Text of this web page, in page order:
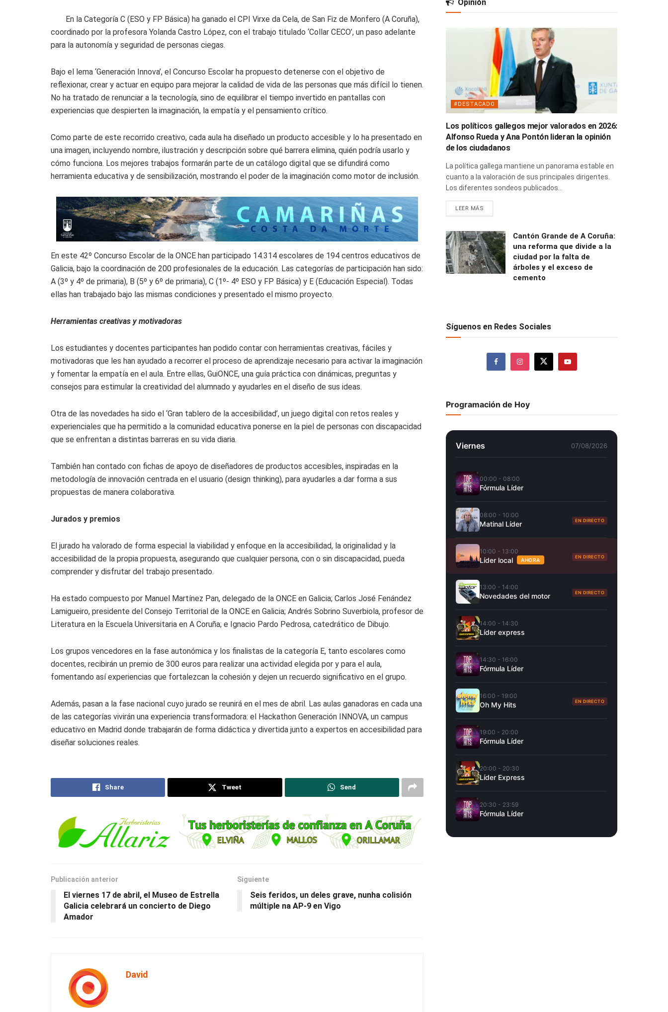
En la Categoría C (ESO y FP Básica) ha ganado el CPI Virxe da Cela, de San Fiz de Monfero (A Coruña),
coordinado por la profesora Yolanda Castro López, con el trabajo titulado ‘Collar CECO’, un paso adelante
para la autonomía y seguridad de personas ciegas.
Bajo el lema ‘Generación Innova’, el Concurso Escolar ha propuesto detenerse con el objetivo de
reflexionar, crear y actuar en equipo para mejorar la calidad de vida de las personas que más difícil lo tienen.
No ha tratado de renunciar a la tecnología, sino de equilibrar el tiempo invertido en pantallas con
experiencias que despierten la imaginación, la empatía y el pensamiento crítico.
Como parte de este recorrido creativo, cada aula ha diseñado un producto accesible y lo ha presentado en
una imagen, incluyendo nombre, ilustración y descripción sobre qué barrera elimina, quién podría usarlo y
cómo funciona. Los mejores trabajos formarán parte de un catálogo digital que se difundirá como
herramienta educativa y de sensibilización, mostrando el poder de la imaginación como motor de inclusión.
En este 42º Concurso Escolar de la ONCE han participado 14.314 escolares de 194 centros educativos de
Galicia, bajo la coordinación de 200 profesionales de la educación. Las categorías de participación han sido:
A (3º y 4º de primaria), B (5º y 6º de primaria), C (1º- 4º ESO y FP Básica) y E (Educación Especial). Todas
ellas han trabajado bajo las mismas condiciones y presentado el mismo proyecto.
Herramientas creativas y motivadoras
Los estudiantes y docentes participantes han podido contar con herramientas creativas, fáciles y
motivadoras que les han ayudado a recorrer el proceso de aprendizaje necesario para activar la imaginación
y fomentar la empatía en el aula. Entre ellas, GuiONCE, una guía práctica con dinámicas, preguntas y
consejos para estimular la creatividad del alumnado y ayudarles en el diseño de sus ideas.
Otra de las novedades ha sido el ‘Gran tablero de la accesibilidad’, un juego digital con retos reales y
experienciales que ha permitido a la comunidad educativa ponerse en la piel de personas con discapacidad
que se enfrentan a distintas barreras en su vida diaria.
También han contado con fichas de apoyo de diseñadores de productos accesibles, inspiradas en la
metodología de innovación centrada en el usuario (design thinking), para ayudarles a dar forma a sus
propuestas de manera colaborativa.
Jurados y premios
El jurado ha valorado de forma especial la viabilidad y enfoque en la accesibilidad, la originalidad y la
accesibilidad de la propia propuesta, asegurando que cualquier persona, con o sin discapacidad, pueda
comprender y disfrutar del trabajo presentado.
Ha estado compuesto por Manuel Martínez Pan, delegado de la ONCE en Galicia; Carlos José Fenández
Lamigueiro, presidente del Consejo Territorial de la ONCE en Galicia; Andrés Sobrino Suverbiola, profesor de
Literatura en la Escuela Universitaria en A Coruña; e Ignacio Pardo Pedrosa, catedrático de Dibujo.
Los grupos vencedores en la fase autonómica y los finalistas de la categoría E, tanto escolares como
docentes, recibirán un premio de 300 euros para realizar una actividad elegida por y para el aula,
fomentando así experiencias que fortalezcan la cohesión y dejen un recuerdo significativo en el grupo.
Además, pasan a la fase nacional cuyo jurado se reunirá en el mes de abril. Las aulas ganadoras en cada una
de las categorías vivirán una experiencia transformadora: el Hackathon Generación INNOVA, un campus
educativo en Madrid donde trabajarán de forma didáctica y divertida junto a expertos en accesibilidad para
diseñar soluciones reales.
Share Tweet Send
Publicación anterior
El viernes 17 de abril, el Museo de Estrella
Galicia celebrará un concierto de Diego
Amador
Siguiente
Seis feridos, un deles grave, nunha colisión
múltiple na AP-9 en Vigo
David
Opinión
#DESTACADO
Los políticos gallegos mejor valorados en 2026:
Alfonso Rueda y Ana Pontón lideran la opinión
de los ciudadanos
La política gallega mantiene un panorama estable en
cuanto a la valoración de sus principales dirigentes.
Los diferentes sondeos publicados...
LEER MÁS
Cantón Grande de A Coruña:
una reforma que divide a la
ciudad por la falta de
árboles y el exceso de
cemento
Síguenos en Redes Sociales
Programación de Hoy
Viernes 07/08/2026
00:00 - 08:00
Fórmula Líder
08:00 - 10:00
Matinal Líder EN DIRECTO
10:00 - 13:00
Líder local AHORA
EN DIRECTO
13:00 - 14:00
Novedades del motor EN DIRECTO
14:00 - 14:30
Líder express
14:30 - 16:00
Fórmula Líder
16:00 - 19:00
Oh My Hits EN DIRECTO
19:00 - 20:00
Fórmula Líder
20:00 - 20:30
Líder Express
20:30 - 23:59
Fórmula Líder